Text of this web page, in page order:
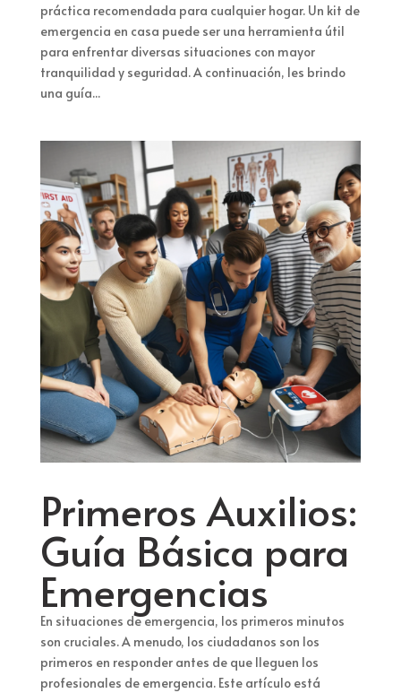
práctica recomendada para cualquier hogar. Un kit de
emergencia en casa puede ser una herramienta útil
para enfrentar diversas situaciones con mayor
tranquilidad y seguridad. A continuación, les brindo
una guía...
Primeros Auxilios:
Guía Básica para
Emergencias
En situaciones de emergencia, los primeros minutos
son cruciales. A menudo, los ciudadanos son los
primeros en responder antes de que lleguen los
profesionales de emergencia. Este artículo está